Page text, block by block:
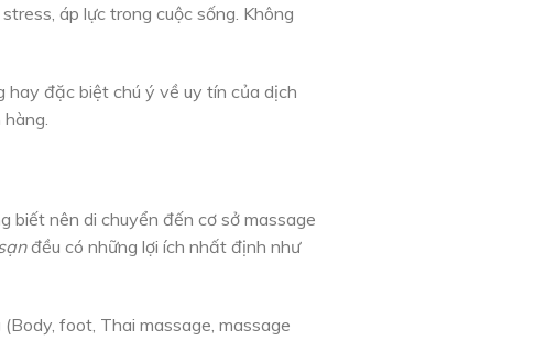
áp lực trong cuộc sống. Không
hay đặc biệt chú ý về uy tín của dịch
biết nên di chuyển đến cơ sở massage
đều có những lợi ích nhất định như
foot, Thai massage, massage